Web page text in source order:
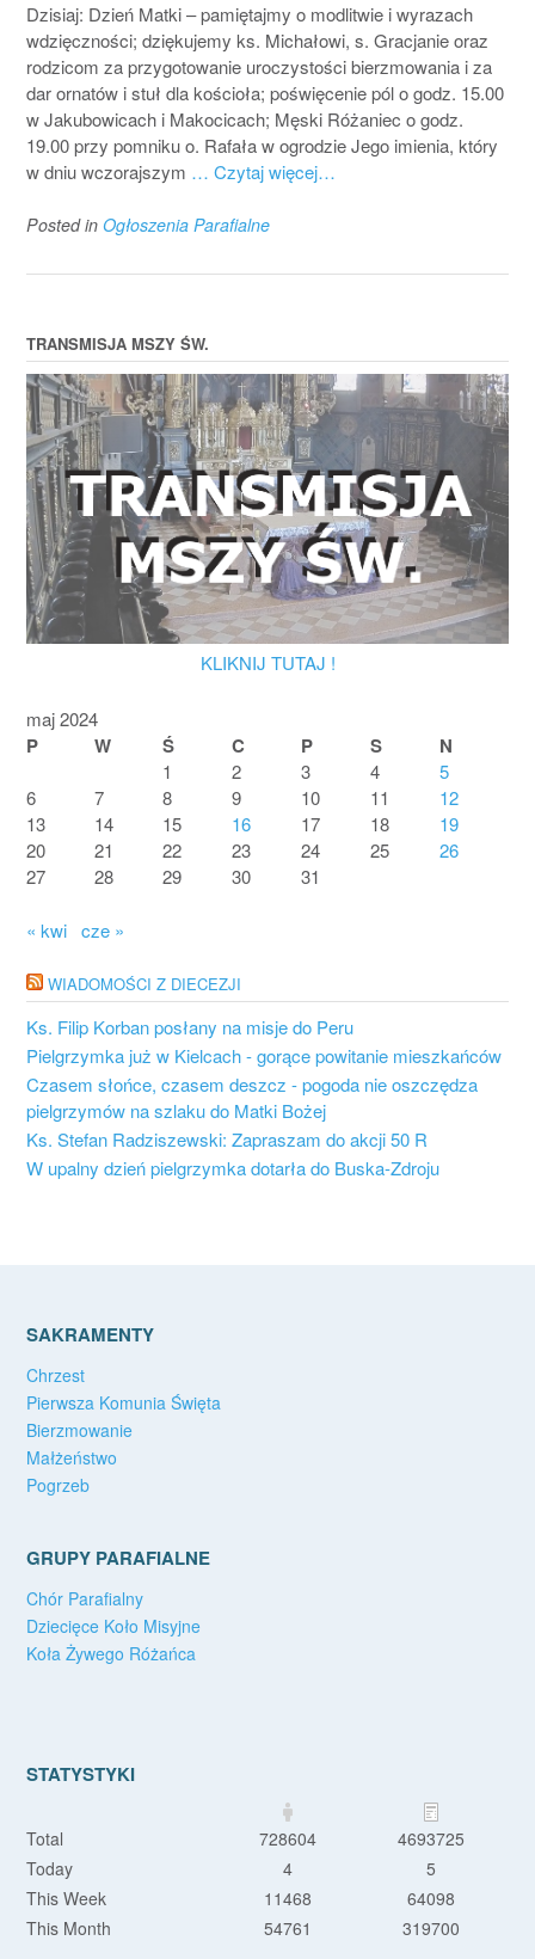
Dzisiaj: Dzień Matki – pamiętajmy o modlitwie i wyrazach
wdzięczności; dziękujemy ks. Michałowi, s. Gracjanie oraz
rodzicom za przygotowanie uroczystości bierzmowania i za
dar ornatów i stuł dla kościoła; poświęcenie pól o godz. 15.00
w Jakubowicach i Makocicach; Męski Różaniec o godz.
19.00 przy pomniku o. Rafała w ogrodzie Jego imienia, który
w dniu wczorajszym … Czytaj więcej…
Posted in Ogłoszenia Parafialne
TRANSMISJA MSZY ŚW.
KLIKNIJ TUTAJ !
maj 2024
P W Ś C P S N
1 2 3 4
5
6
7 8 9 10 11
12
13
14 15 16 17 18
19
20
21 22 23 24 25
26
27
28 29 30 31
« kwi cze »
WIADOMOŚCI Z DIECEZJI
Ks. Filip Korban posłany na misje do Peru
Pielgrzymka już w Kielcach - gorące powitanie mieszkańców
Czasem słońce, czasem deszcz - pogoda nie oszczędza
pielgrzymów na szlaku do Matki Bożej
Ks. Stefan Radziszewski: Zapraszam do akcji 50 R
W upalny dzień pielgrzymka dotarła do Buska-Zdroju
SAKRAMENTY
Chrzest
Pierwsza Komunia Święta
Bierzmowanie
Małżeństwo
Pogrzeb
GRUPY PARAFIALNE
Chór Parafialny
Dziecięce Koło Misyjne
Koła Żywego Różańca
STATYSTYKI
Total 728604
4693725
Today
4
5
This Week
11468
64098
This Month
54761 319700